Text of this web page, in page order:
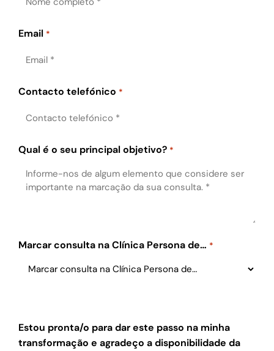
Email *
Contacto telefónico *
Qual é o seu principal objetivo? *
Marcar consulta na Clínica Persona de… *
Estou pronta/o para dar este passo na minha
transformação e agradeço a disponibilidade da